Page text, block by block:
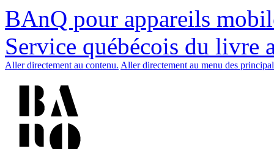
BAnQ pour appareils
Service québécois du livre
Aller directement au contenu. Aller directement au menu des